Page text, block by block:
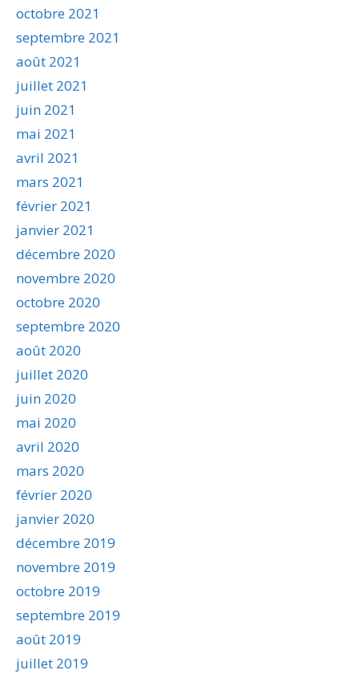
octobre 2021
septembre 2021
août 2021
juillet 2021
juin 2021
mai 2021
avril 2021
mars 2021
février 2021
janvier 2021
décembre 2020
novembre 2020
octobre 2020
septembre 2020
août 2020
juillet 2020
juin 2020
mai 2020
avril 2020
mars 2020
février 2020
janvier 2020
décembre 2019
novembre 2019
octobre 2019
septembre 2019
août 2019
juillet 2019